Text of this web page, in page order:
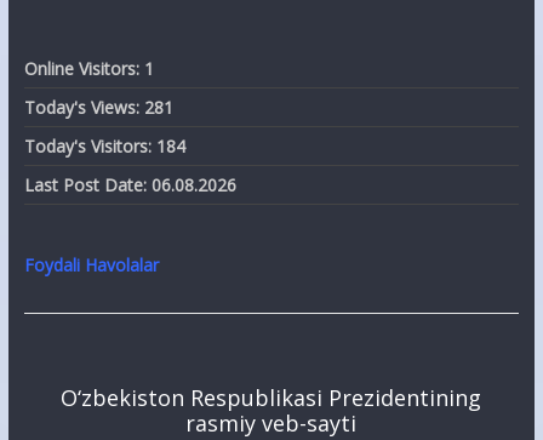
Online Visitors: 1
Today's Views: 281
Today's Visitors: 184
Last Post Date: 06.08.2026
Foydali Havolalar
O‘zbekiston Respublikasi Prezidentining
rasmiy veb-sayti